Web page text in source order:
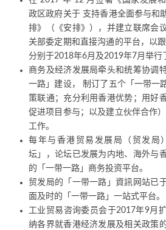
政区政府关于 支持香港全面参与和
排》（《安排》），并建立联席会
关部委定期和直接沟通的平台，以
分别于2018年6月及2019年7月举行
商务及经济发展局牵头和统筹协调
一路」建设， 制订了五个「一带一
策联通；充分利用香港优势；用好
促进项目参与；以及建立伙伴合作
工作。
每年与香港贸易发展局（贸发局
坛」，论坛已发展为内地、海外与
的「一带一路」商务投资平台。
贸发局的「一带一路」資訊网站已
面及时的「一带一路」一站式平台。
工业贸易咨询委员会于2017年9月
纳各界就香港经济发展及相关政策